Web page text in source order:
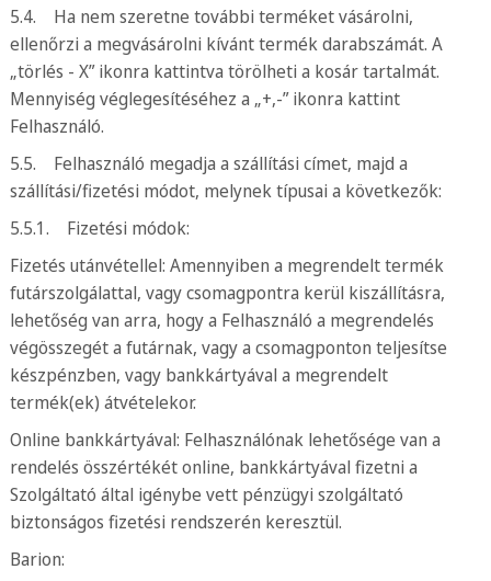
5.4. Ha nem szeretne további terméket vásárolni,
ellenőrzi a megvásárolni kívánt termék darabszámát. A
„törlés - X” ikonra kattintva törölheti a kosár tartalmát.
Mennyiség véglegesítéséhez a „+,-” ikonra kattint
Felhasználó.
5.5. Felhasználó megadja a szállítási címet, majd a
szállítási/fizetési módot, melynek típusai a következők:
5.5.1. Fizetési módok:
Fizetés utánvétellel: Amennyiben a megrendelt termék
futárszolgálattal, vagy csomagpontra kerül kiszállításra,
lehetőség van arra, hogy a Felhasználó a megrendelés
végösszegét a futárnak, vagy a csomagponton teljesítse
készpénzben, vagy bankkártyával a megrendelt
termék(ek) átvételekor.
Online bankkártyával: Felhasználónak lehetősége van a
rendelés összértékét online, bankkártyával fizetni a
Szolgáltató által igénybe vett pénzügyi szolgáltató
biztonságos fizetési rendszerén keresztül.
Barion: